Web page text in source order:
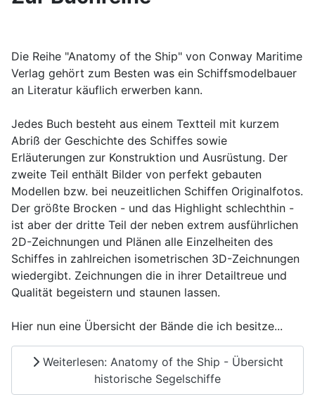
Die Reihe "Anatomy of the Ship" von Conway Maritime
Verlag gehört zum Besten was ein Schiffsmodelbauer
an Literatur käuflich erwerben kann.
Jedes Buch besteht aus einem Textteil mit kurzem
Abriß der Geschichte des Schiffes sowie
Erläuterungen zur Konstruktion und Ausrüstung. Der
zweite Teil enthält Bilder von perfekt gebauten
Modellen bzw. bei neuzeitlichen Schiffen Originalfotos.
Der größte Brocken - und das Highlight schlechthin -
ist aber der dritte Teil der neben extrem ausführlichen
2D-Zeichnungen und Plänen alle Einzelheiten des
Schiffes in zahlreichen isometrischen 3D-Zeichnungen
wiedergibt. Zeichnungen die in ihrer Detailtreue und
Qualität begeistern und staunen lassen.
Hier nun eine Übersicht der Bände die ich besitze...
Weiterlesen: Anatomy of the Ship - Übersicht
historische Segelschiffe